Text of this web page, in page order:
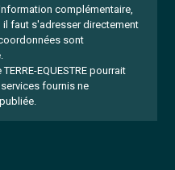
complémentaire,
faut s'adresser directement
sont
EQUESTRE pourrait
fournis ne